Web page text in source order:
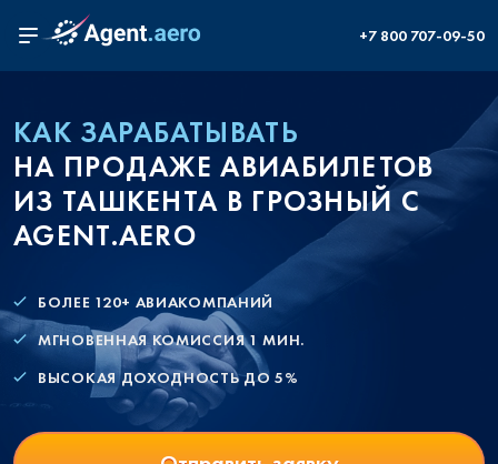
+7 800 707-09-50
КАК ЗАРАБАТЫВАТЬ
НА ПРОДАЖЕ АВИАБИЛЕТОВ
ИЗ ТАШКЕНТА В ГРОЗНЫЙ С
AGENT.AERO
БОЛЕЕ 120+ АВИАКОМПАНИЙ
МГНОВЕННАЯ КОМИССИЯ 1 МИН.
ВЫСОКАЯ ДОХОДНОСТЬ ДО 5%